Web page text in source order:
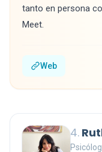
tanto en persona
Meet.
Web
4.